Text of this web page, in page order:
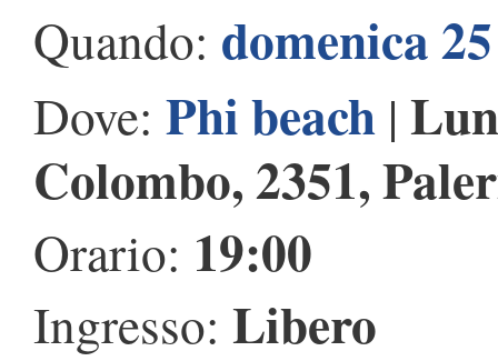
Quando: domenica
Dove: Phi beach |
Colombo, 2351,
Orario: 19:00
Ingresso: Libero